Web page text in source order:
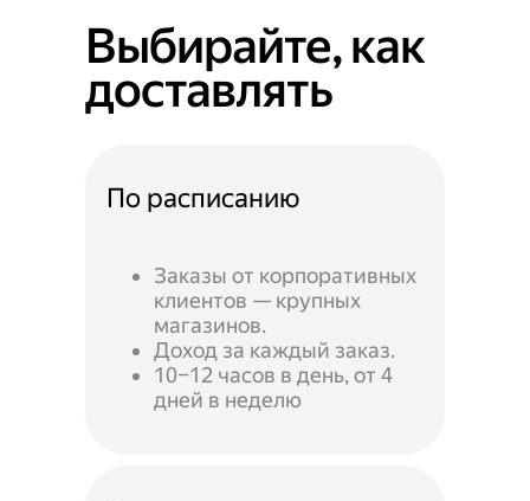
Выбирайте, как
доставлять
По расписанию
Заказы от корпоративных
клиентов — крупных
магазинов.
Доход за каждый заказ.
10–12 часов в день, от 4
дней в неделю